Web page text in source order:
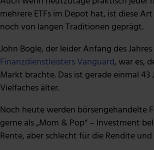
mehrere ETFs im Depot hat, ist diese
noch von langen Traditionen geprägt.
John Bogle, der leider Anfang des
Finanzdienstleisters Vanguard, war es,
Markt brachte. Das ist gerade einmal
Vielfaches älter.
Noch heute werden börsengehandelte
gerne als „Mom & Pop“ – Investment
Rente, aber schlecht für die Rendite